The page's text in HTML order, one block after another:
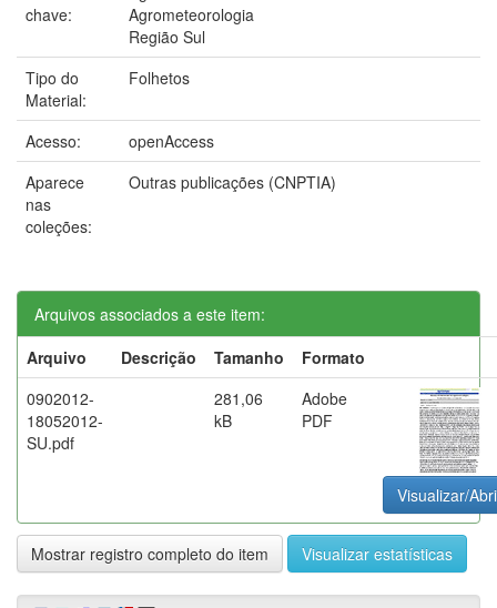
chave:
Agrometeorologia
Região Sul
Tipo do
Material:
Folhetos
Acesso:
openAccess
Aparece
nas
coleções:
Outras publicações (CNPTIA)
Arquivos associados a este item:
Arquivo
Descrição Tamanho
Formato
0902012-
18052012-
SU.pdf
281,06
kB
Adobe
PDF
Visualizar/
Mostrar registro completo do item Visualizar estatísticas